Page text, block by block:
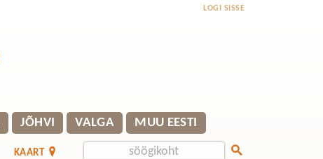
LOGI SISSE
JÕHVI VALGA MUU EESTI
KAART